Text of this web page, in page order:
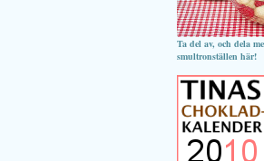
Ta del av, och dela
smultronställen här!